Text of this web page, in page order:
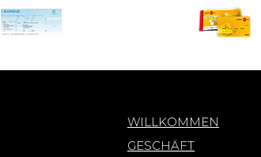
WILLKOMMEN
GESCHÄFT